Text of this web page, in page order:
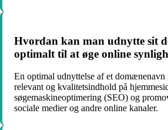
Hvordan kan man udnytte sit
optimalt til at øge online
En optimal udnyttelse af et domænenavn
relevant og kvalitetsindhold på
søgemaskineoptimering (SEO) og
sociale medier og andre online kanaler.